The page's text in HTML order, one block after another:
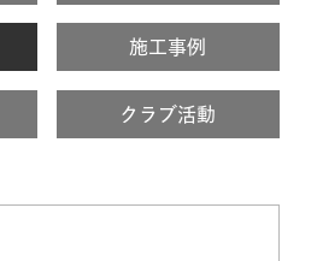
施工事例
クラブ活動